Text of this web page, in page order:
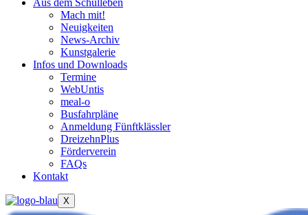
Aus dem Schulleben
Mach mit!
Neuigkeiten
News-Archiv
Kunstgalerie
Infos und Downloads
Termine
WebUntis
meal-o
Busfahrpläne
Anmeldung Fünftklässler
DreizehnPlus
Förderverein
FAQs
Kontakt
X